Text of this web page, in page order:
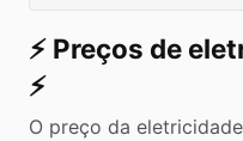
⚡️ Preços de
⚡️
O preço da